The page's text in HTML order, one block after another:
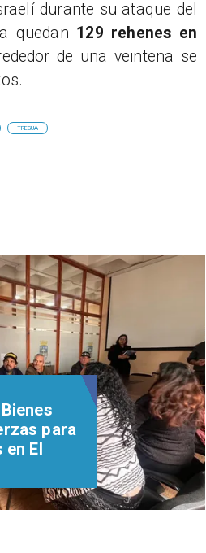
durante su ataque del
quedan 129 rehenes en
de una veintena se
TREGUA
para
El